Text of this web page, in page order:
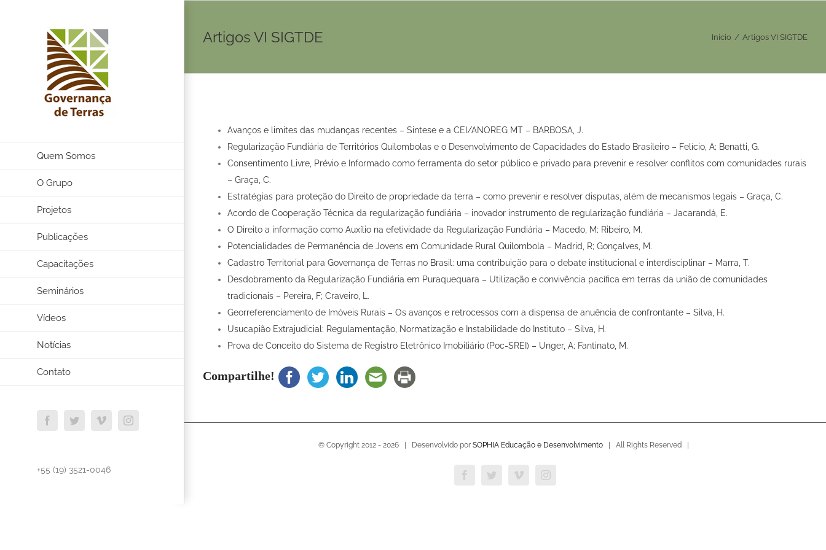
Quem Somos
O Grupo
Projetos
Publicações
Capacitações
Seminários
Vídeos
Notícias
Contato
FacebookTwitterVimeoInstagram
+55 (19) 3521-0046
Artigos VI SIGTDE Início / Artigos VI SIGTDE
Avanços e limites das mudanças recentes – Sintese e a CEI/ANOREG MT – BARBOSA, J.
Regularização Fundiária de Territórios Quilombolas e o Desenvolvimento de Capacidades do Estado Brasileiro – Felício, A; Benatti, G.
Consentimento Livre, Prévio e Informado como ferramenta do setor público e privado para prevenir e resolver conflitos com comunidades rurais
– Graça, C.
Estratégias para proteção do Direito de propriedade da terra – como prevenir e resolver disputas, além de mecanismos legais – Graça, C.
Acordo de Cooperação Técnica da regularização fundiária – inovador instrumento de regularização fundiária – Jacarandá, E.
O Direito a informação como Auxílio na efetividade da Regularização Fundiária – Macedo, M; Ribeiro, M.
Potencialidades de Permanência de Jovens em Comunidade Rural Quilombola – Madrid, R; Gonçalves, M.
Cadastro Territorial para Governança de Terras no Brasil: uma contribuição para o debate institucional e interdisciplinar – Marra, T.
Desdobramento da Regularização Fundiária em Puraquequara – Utilização e convivência pacífica em terras da união de comunidades
tradicionais – Pereira, F; Craveiro, L.
Georreferenciamento de Imóveis Rurais – Os avanços e retrocessos com a dispensa de anuência de confrontante – Silva, H.
Usucapião Extrajudicial: Regulamentação, Normatização e Instabilidade do Instituto – Silva, H.
Prova de Conceito do Sistema de Registro Eletrônico Imobiliário (Poc-SREI) – Unger, A; Fantinato, M.
Compartilhe!
© Copyright 2012 - 2026 | Desenvolvido por SOPHIA Educação e Desenvolvimento| All Rights Reserved |
FacebookTwitterVimeoInstagram